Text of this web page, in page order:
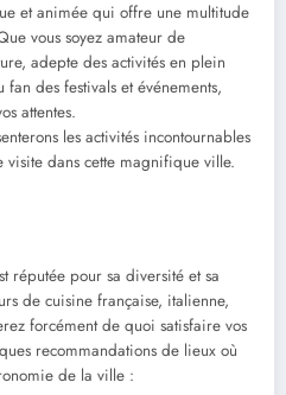
et animée qui offre une multitude
vous soyez amateur de
adepte des activités en plein
des festivals et événements,
attentes.
les activités incontournables
dans cette magnifique ville.
réputée pour sa diversité et sa
de cuisine française, italienne,
forcément de quoi satisfaire vos
recommandations de lieux où
de la ville :